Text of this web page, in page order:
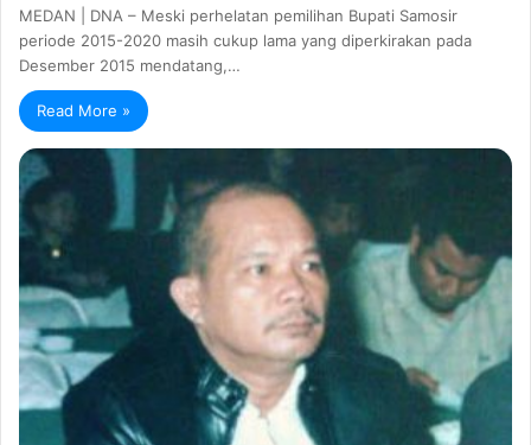
MEDAN | DNA – Meski perhelatan pemilihan Bupati Samosir
periode 2015-2020 masih cukup lama yang diperkirakan pada
Desember 2015 mendatang,…
Read More »